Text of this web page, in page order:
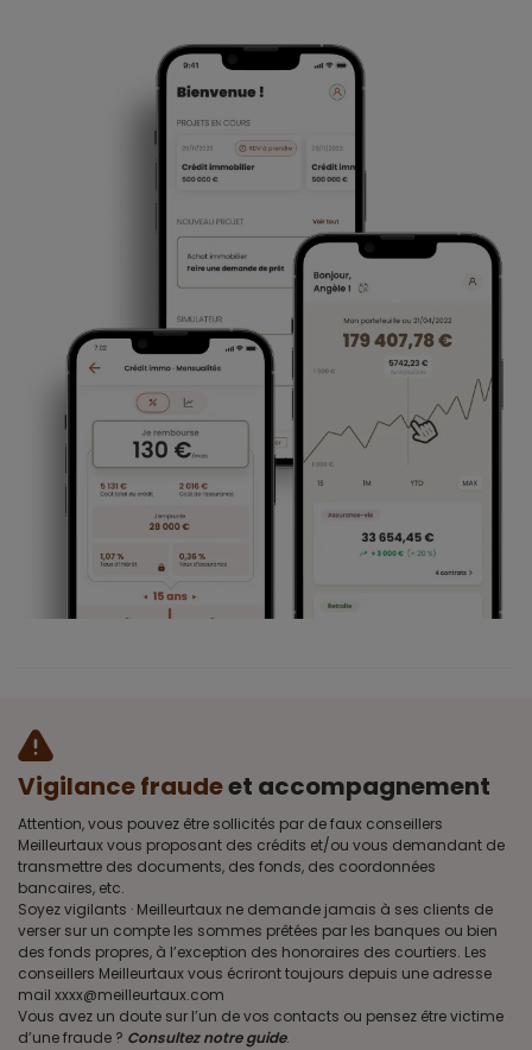
Vigilance fraudeet accompagnement
Attention, vous pouvez être sollicités par de faux conseillers
Meilleurtaux vous proposant des crédits et/ou vous demandant de
transmettre des documents, des fonds, des coordonnées
bancaires, etc.
Soyez vigilants · Meilleurtaux ne demande jamais à ses clients de
verser sur un compte les sommes prêtées par les banques ou bien
des fonds propres, à l’exception des honoraires des courtiers. Les
conseillers Meilleurtaux vous écriront toujours depuis une adresse
mail xxxx@meilleurtaux.com
Vous avez un doute sur l’un de vos contacts ou pensez être victime
d’une fraude ? Consultez notre guide.